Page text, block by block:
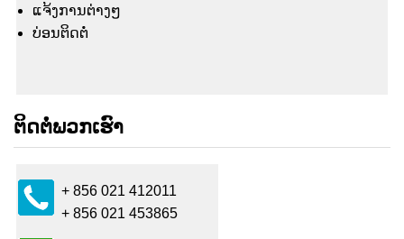
ແຈ້ງ​ການ​ຕ່າງໆ
ບ່ອນຕິດຕໍ່
ຕິດຕໍ່ພວກເຮົາ
+ 856 021 412011
+ 856 021 453865